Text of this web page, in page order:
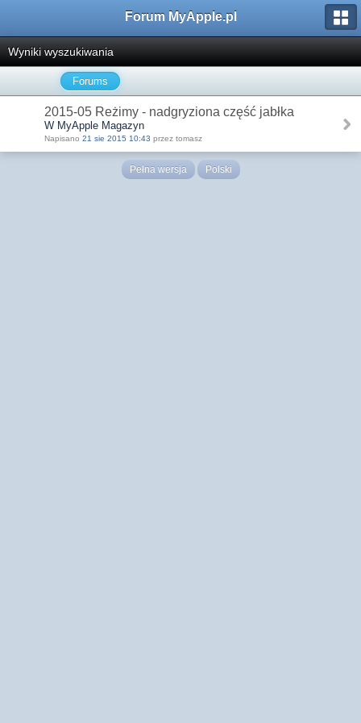
Forum MyApple.pl
Wyniki wyszukiwania
Forums
2015-05 Reżimy - nadgryziona część jabłka
W MyApple Magazyn
Napisano 21 sie 2015 10:43 przez tomasz
Pełna wersja Polski